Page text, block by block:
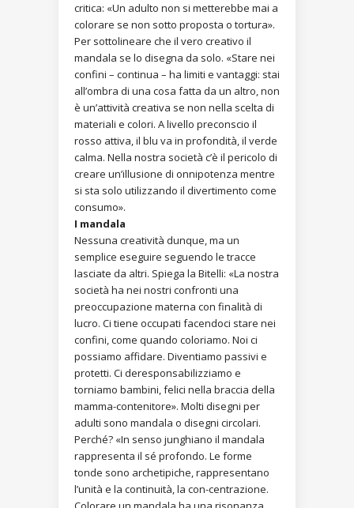
critica: «Un adulto non si metterebbe mai a
colorare se non sotto proposta o tortura».
Per sottolineare che il vero creativo il
mandala se lo disegna da solo. «Stare nei
confini – continua – ha limiti e vantaggi: stai
all’ombra di una cosa fatta da un altro, non
è un’attività creativa se non nella scelta di
materiali e colori. A livello preconscio il
rosso attiva, il blu va in profondità, il verde
calma. Nella nostra società c’è il pericolo di
creare un’illusione di onnipotenza mentre
si sta solo utilizzando il divertimento come
consumo».
I mandala
Nessuna creatività dunque, ma un
semplice eseguire seguendo le tracce
lasciate da altri. Spiega la Bitelli: «La nostra
società ha nei nostri confronti una
preoccupazione materna con finalità di
lucro. Ci tiene occupati facendoci stare nei
confini, come quando coloriamo. Noi ci
possiamo affidare. Diventiamo passivi e
protetti. Ci deresponsabilizziamo e
torniamo bambini, felici nella braccia della
mamma-contenitore». Molti disegni per
adulti sono mandala o disegni circolari.
Perché? «In senso junghiano il mandala
rappresenta il sé profondo. Le forme
tonde sono archetipiche, rappresentano
l’unità e la continuità, la con-centrazione.